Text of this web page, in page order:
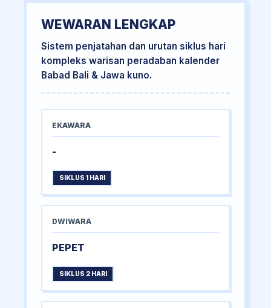
WEWARAN LENGKAP
Sistem penjatahan dan urutan siklus hari
kompleks warisan peradaban kalender
Babad Bali & Jawa kuno.
EKAWARA
-
SIKLUS 1 HARI
DWIWARA
PEPET
SIKLUS 2 HARI